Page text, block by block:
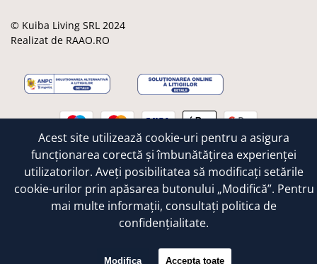
© Kuiba Living SRL 2024
Realizat de RAAO.RO
M
e
s
t
r
o
M
a
s
t
e
r
c
a
r
V
s
a
A
p
p
l
e
G
o
o
g
l
e
Acest site utilizează cookie-uri pentru a asigura
funcționarea corectă și îmbunătățirea experienței
utilizatorilor. Aveți posibilitatea să modificați setările
cookie-urilor prin apăsarea butonului „Modifică”. Pentru
mai multe informații, consultați politica de
confidențialitate.
Modifica Accepta toate